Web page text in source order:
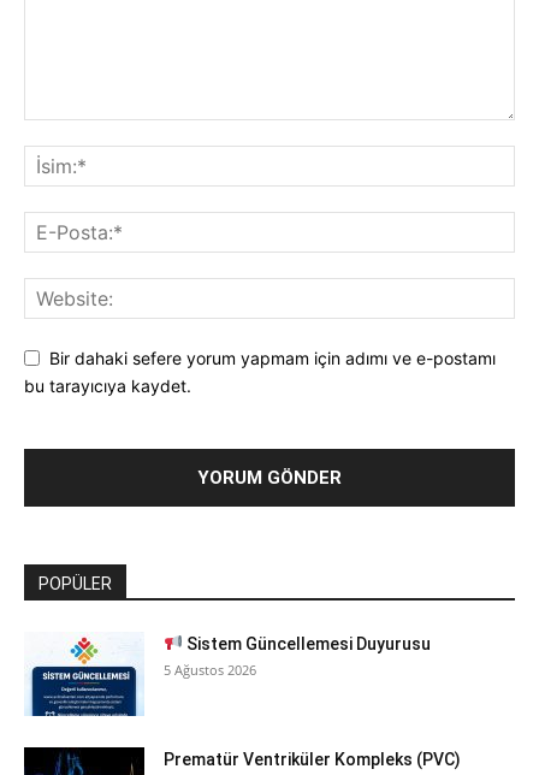
Bir dahaki sefere yorum yapmam için adımı ve e-postamı
bu tarayıcıya kaydet.
POPÜLER
Sistem Güncellemesi Duyurusu
5 Ağustos 2026
Prematür Ventriküler Kompleks (PVC)